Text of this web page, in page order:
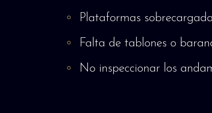
Plataformas
Falta de tablones o
No inspeccionar los